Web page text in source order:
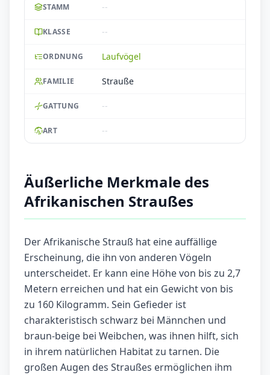
STAMM --
KLASSE --
ORDNUNG Laufvögel
FAMILIE Strauße
GATTUNG --
ART --
Äußerliche Merkmale des
Afrikanischen Straußes
Der Afrikanische Strauß hat eine auffällige
Erscheinung, die ihn von anderen Vögeln
unterscheidet. Er kann eine Höhe von bis zu 2,7
Metern erreichen und hat ein Gewicht von bis
zu 160 Kilogramm. Sein Gefieder ist
charakteristisch schwarz bei Männchen und
braun-beige bei Weibchen, was ihnen hilft, sich
in ihrem natürlichen Habitat zu tarnen. Die
großen Augen des Straußes ermöglichen ihm